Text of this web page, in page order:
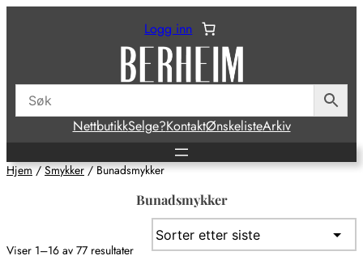
Logg inn
NettbutikkSelge?KontaktØnskelisteArkiv
Hjem/Smykker/ Bunadsmykker
Bunadsmykker
Viser 1–16 av 77 resultaterSortert